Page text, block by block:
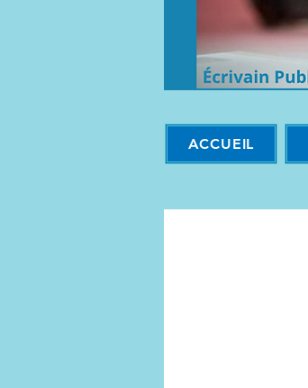
ACCUEIL